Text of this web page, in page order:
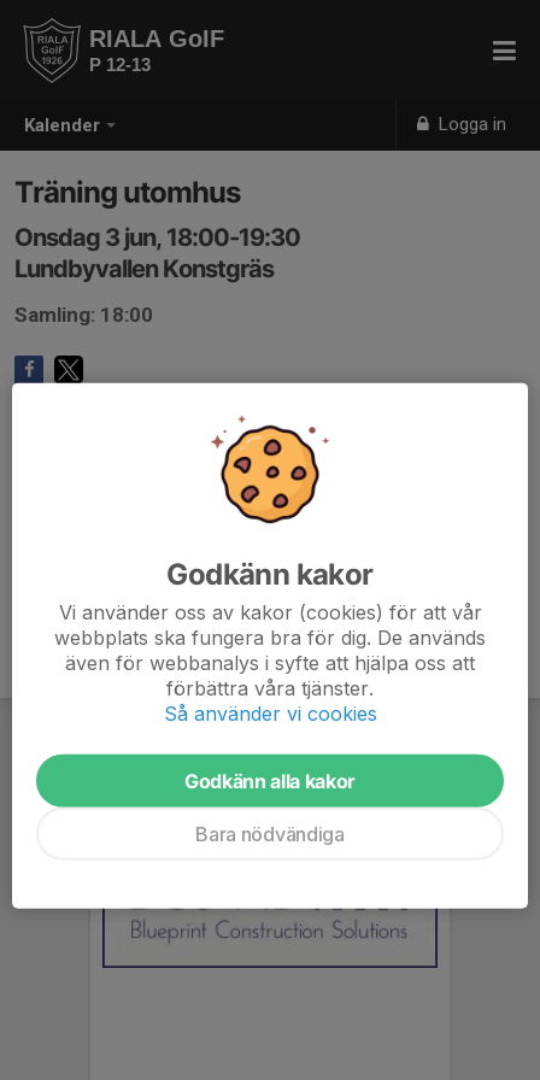
Kalender Logga in
RIALA GoIF
P 12-13
Träning utomhus
Onsdag 3 jun, 18:00-19:30
Lundbyvallen Konstgräs
Samling: 18:00
Godkänn kakor
Vi använder oss av kakor (cookies) för att vår
webbplats ska fungera bra för dig. De används
även för webbanalys i syfte att hjälpa oss att
förbättra våra tjänster.
Så använder vi cookies
Godkänn alla kakor
Bara nödvändiga